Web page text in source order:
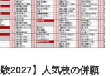
験2027】人気校の併願